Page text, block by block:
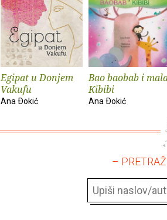
Egipat u Donjem
Vakufu
Ana Ðokić
Bao baobab i
Kibibi
Ana Ðokić
–